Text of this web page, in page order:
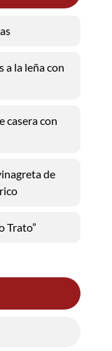
a la leña con
casera con
de
Trato”